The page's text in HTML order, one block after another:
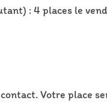
: 4 places le
Votre place